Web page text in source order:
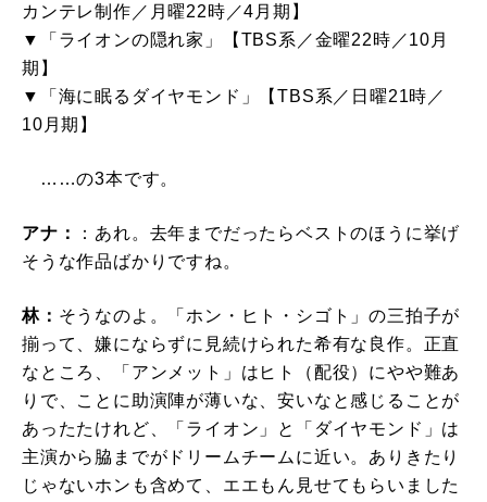
カンテレ制作／月曜22時／4月期】
▼「ライオンの隠れ家」【TBS系／金曜22時／10月
期】
▼「海に眠るダイヤモンド」【TBS系／日曜21時／
10月期】
……の3本です。
アナ：
：あれ。去年までだったらベストのほうに挙げ
そうな作品ばかりですね。
林： そうなのよ。「ホン・ヒト・シゴト」の三拍子が
揃って、嫌にならずに見続けられた希有な良作。正直
なところ、「アンメット」はヒト（配役）にやや難あ
りで、ことに助演陣が薄いな、安いなと感じることが
あったたけれど、「ライオン」と「ダイヤモンド」は
主演から脇までがドリームチームに近い。ありきたり
じゃないホンも含めて、エエもん見せてもらいました